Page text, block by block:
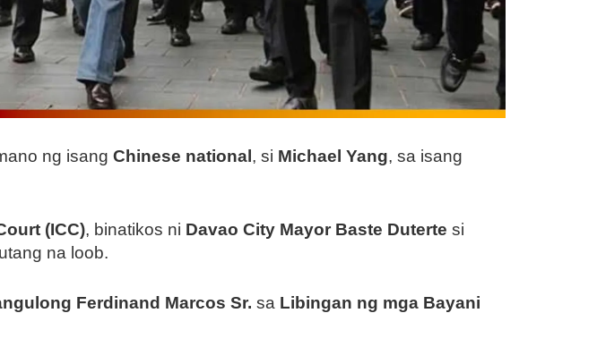
ng isang Chinese national , si Michael Yang, sa isang
(ICC), binatikos ni Davao City Mayor Baste Duterte si
na loob.
Ferdinand Marcos Sr. sa Libingan ng mga Bayani